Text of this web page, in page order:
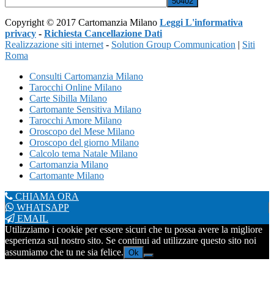
Copyright © 2017 Cartomanzia Milano Leggi L'informativa
privacy - Richiesta Cancellazione Dati
Realizzazione siti internet - Solution Group Communication | Siti
Roma
Consulti Cartomanzia Milano
Tarocchi Online Milano
Carte Sibilla Milano
Cartomante Sensitiva Milano
Tarocchi Amore Milano
Oroscopo del Mese Milano
Oroscopo del giorno Milano
Calcolo tema Natale Milano
Cartomanzia Milano
Cartomante Milano
CHIAMA ORA
WHATSAPP
EMAIL
Utilizziamo i cookie per essere sicuri che tu possa avere la migliore
esperienza sul nostro sito. Se continui ad utilizzare questo sito noi
assumiamo che tu ne sia felice. Ok